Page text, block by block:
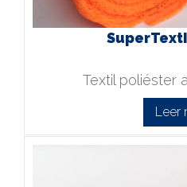
Textil poliéster
Leer